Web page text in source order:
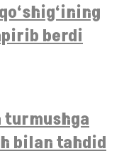
berdi
turmushga
bilan tahdid